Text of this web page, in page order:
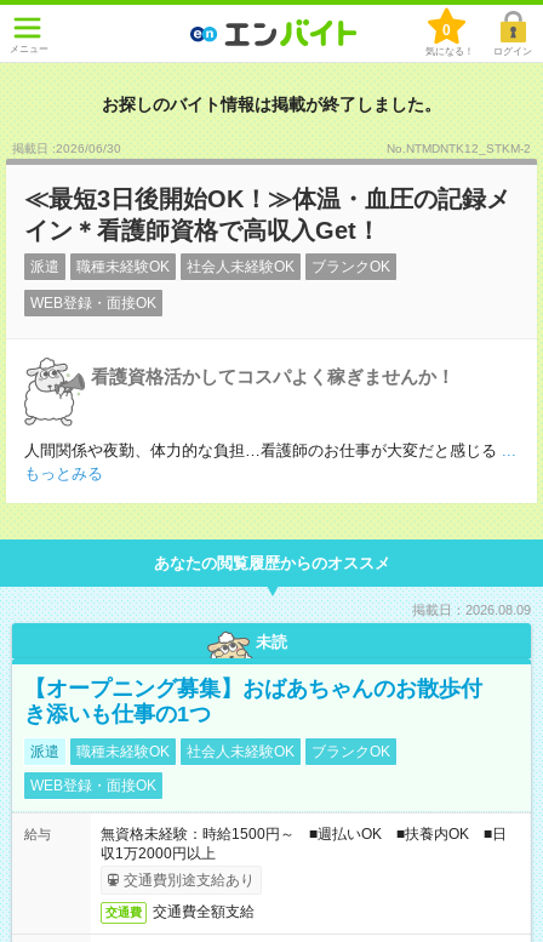
メニュー
0
気になる！ ログイン
お探しのバイト情報は掲載が終了しました。
掲載日 :2026/06/30 No.NTMDNTK12_STKM-2
≪最短3日後開始OK！≫体温・血圧の記録メ
イン＊看護師資格で高収入Get！
派遣 職種未経験OK 社会人未経験OK ブランクOK
WEB登録・面接OK
看護資格活かしてコスパよく稼ぎませんか！
人間関係や夜勤、体力的な負担…看護師のお仕事が大変だと感じる ...
もっとみる
あなたの閲覧履歴からのオススメ
掲載日：2026.08.09
未読
【オープニング募集】おばあちゃんのお散歩付
き添いも仕事の1つ
派遣 職種未経験OK 社会人未経験OK
ブランクOK
WEB登録・面接OK
給与
無資格未経験：時給1500円～ ■週払いOK ■扶養内OK ■日
収1万2000円以上
交通費別途支給あり
交通費 交通費全額支給